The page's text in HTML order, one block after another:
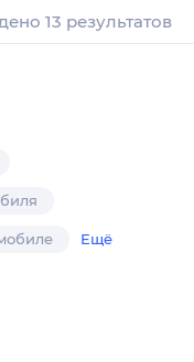
13 результатов
Ещё